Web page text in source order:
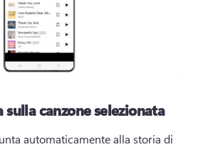
sulla canzone selezionata
automaticamente alla storia di